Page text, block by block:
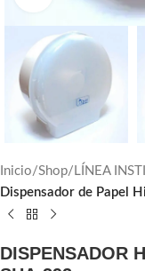
Inicio Shop LÍNEA
Dispensador de Papel
DISPENSADOR